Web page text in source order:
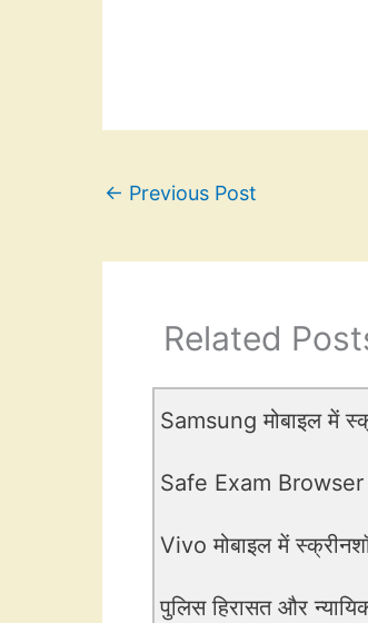
← Previous Post
Related
Samsung मोबाइल में
Safe Exam
Vivo मोबाइल में
पुलिस हिरासत और